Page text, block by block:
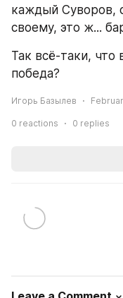
каждый Суворов,
своему, это ж...
Так всё-таки,
победа?
Игорь Базылев
0 reactions 0 replies